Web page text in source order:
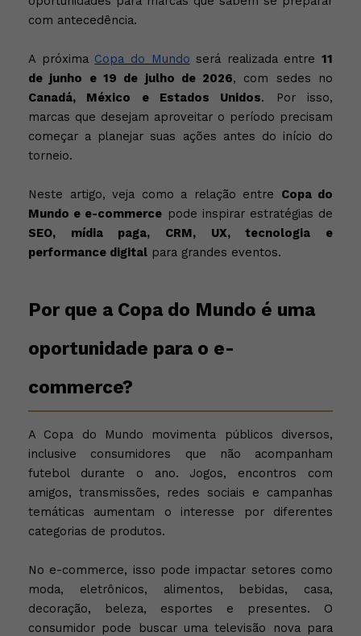
com antecedência.
A próxima Copa do Mundo será realizada entre 11
de junho e 19 de julho de 2026, com sedes no
Canadá, México e Estados Unidos. Por isso,
marcas que desejam aproveitar o período precisam
começar a planejar suas ações antes do início do
torneio.
Neste artigo, veja como a relação entre Copa do
Mundo e e-commerce pode inspirar estratégias de
SEO, mídia paga, CRM, UX, tecnologia e
performance digital para grandes eventos.
Por que a Copa do Mundo é uma
oportunidade para o e-
commerce?
A Copa do Mundo movimenta públicos diversos,
inclusive consumidores que não acompanham
futebol durante o ano. Jogos, encontros com
amigos, transmissões, redes sociais e campanhas
temáticas aumentam o interesse por diferentes
categorias de produtos.
No e-commerce, isso pode impactar setores como
moda, eletrônicos, alimentos, bebidas, casa,
decoração, beleza, esportes e presentes. O
consumidor pode buscar uma televisão nova para